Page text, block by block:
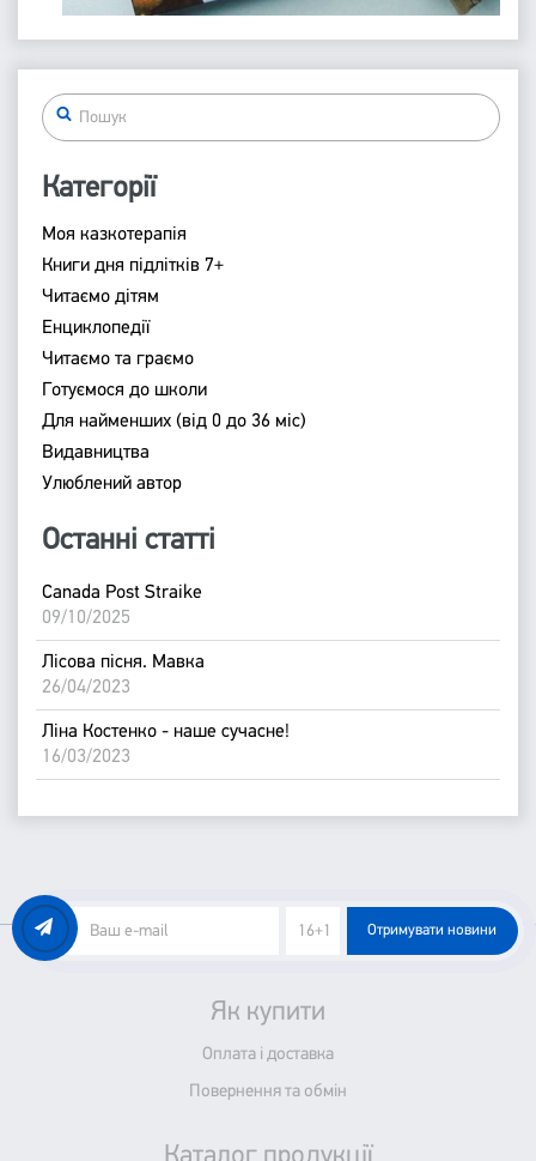
Категорії
Моя казкотерапія
Книги дня підлітків 7+
Читаємо дітям
Енциклопедії
Читаємо та граємо
Готуємося до школи
Для найменших (від 0 до 36 міс)
Видавництва
Улюблений автор
Останні статті
Canada Post Straike
09/10/2025
Лісова пісня. Мавка
26/04/2023
Ліна Костенко - наше сучасне!
16/03/2023
Отримувати новини
Як купити
Оплата і доставка
Повернення та обмін